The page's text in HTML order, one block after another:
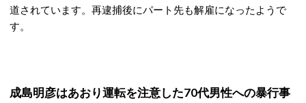
道されています。再逮捕後にパート先も解雇になったようで
す。
成島明彦はあおり運転を注意した70代男性への暴行事